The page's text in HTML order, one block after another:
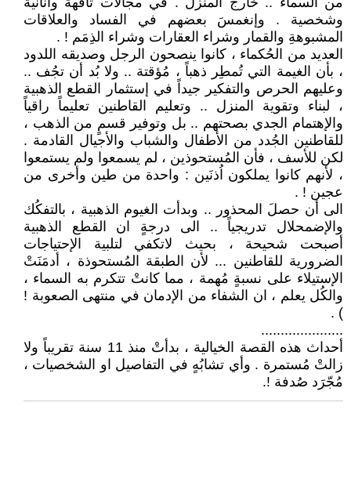
وشخصية . وإنغمسَ بعضهم في الفساد والعلاقات
المشبوهةِ والقمار وشراء العقارات وشراء الذِمَم ! .
العديد من الحُكماء ، كانوا ينصحون الرجل وصديقه اللدود
، بأن الغيمة التي تُمطِر ذهباً ، مُؤقتة .. ولا بُد أن تجُف ..
وعليهم الحرص والتفكير جيداً في إستثمار القطع الذهبية
، لبناء وتقوية المنزل .. وتعليم القاطنين تعليماً راقياً
والإهتمام الجدي بصحتهم .. بل وتوفير قسمٍ من الذهب ،
للقاطنين الجُدد من الأطفال والشباب والأجيال القادمة .
لكن للأسف ، فأن المُستحوذين ، لم يسمعوا ولم يستمعوا
، لأنهم كانوا يملكون اُذنَين : واحدة من طين وأخرى من
عجين ! .
الى أن حصلَ المحذور .. وبدأت الغيوم الذهبية ، بالتفكُك
والإضمحلال تدريجياً .. الى درجةٍ ان القطع الذهبية
أصبحت شحيحة ، بحيث لاتكفي لتلبية الإحتياجات
الضرورية للقاطنين ... لأن الطبقة المُستحوذة ، أدمَنَتْ
الإستيلاء على نسبةٍ مُهمة ، مما كانتْ تتكرم به السماء ،
والكُل يعلم ، ان الشفاء من الإدمان في منتهى الصعوبة !
) .
.....................
أحداث هذه القصة الخيالية ، بدأتْ منذ 11 سنة تقريباً ولا
زالتْ مُستمرة . وأي تشابُهٍ في التفاصيل او الشخصيات ،
مُجّرَد صُدفة !.